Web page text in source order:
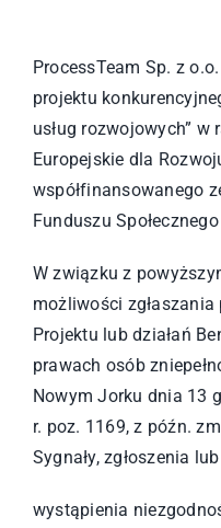
ProcessTeam Sp. z
projektu
usług rozwojowych”
Europejskie dla
współfinansowanego
Funduszu
W związku z
możliwości
Projektu lub działań
prawach osób
Nowym Jorku dnia 13
r. poz. 1169, z późn.
Sygnały, zgłoszenia
wystąpienia